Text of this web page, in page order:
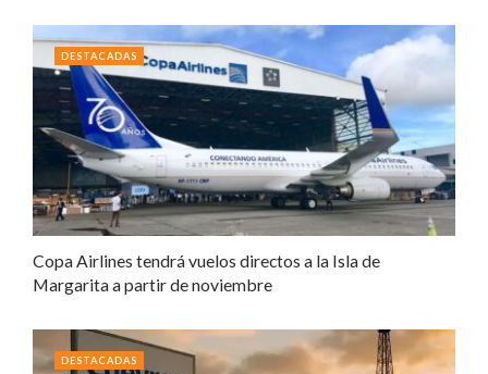
Copa Airlines tendrá vuelos directos a la Isla de
Margarita a partir de noviembre
DESTACADAS
DESTACADAS